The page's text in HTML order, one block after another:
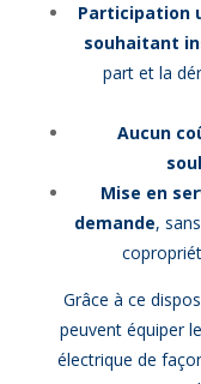
Participation
souhaitant
part et la
Aucun
Mise en
demande,
Grâce à ce
peuvent équiper
électrique de